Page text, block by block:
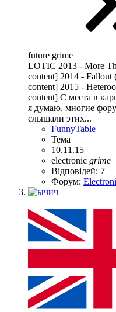
future grime
LOTIC 2013 - More
content] 2014 -
content] 2015 -
content] С места в
я думаю, многие
слышали этих...
FunnyTable
Тема
10.11.15
electronic grime
Відповідей: 7
Форум: